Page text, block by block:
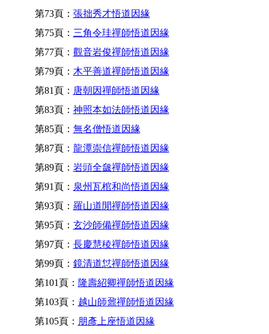
第73頁： 張拙秀才悟道因緣
第75頁： 三角令珪禪師悟道因緣
第77頁： 觀音岩俊禪師悟道因緣
第79頁： 木平善道禪師悟道因緣
第81頁： 唐朝因禪師悟道因緣
第83頁： 神照本如法師悟道因緣
第85頁： 無名僧悟道因緣
第87頁： 龍潭崇信禪師悟道因緣
第89頁： 岩頭全奯禪師悟道因緣
第91頁： 泉州瓦棺和尚悟道因緣
第93頁： 羅山道閒禪師悟道因緣
第95頁： 玄沙師備禪師悟道因緣
第97頁： 長慶慧稜禪師悟道因緣
第99頁： 鏡清道怤禪師悟道因緣
第101頁： 隆壽紹卿禪師悟道因緣
第103頁： 越山師鼐禪師悟道因緣
第105頁： 朋彥上座悟道因緣